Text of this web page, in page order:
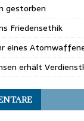
gestorben
Friedensethik
eines
erhält